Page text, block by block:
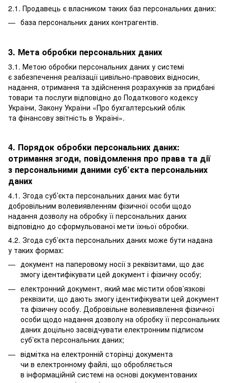
2.1. Продавець є власником таких баз персональних даних:
база персональних даних контрагентів.
3. Мета обробки персональних даних
3.1. Метою обробки персональних даних у системі
є забезпечення реалізації цивільно-правових відносин,
надання, отримання та здійснення розрахунків за придбані
товари та послуги відповідно до Податкового кодексу
України, Закону України «Про бухгалтерський облік
та фінансову звітність в Україні».
4. Порядок обробки персональних даних:
отримання згоди, повідомлення про права та дії
з персональними даними суб’єкта персональних
даних
4.1. Згода суб’єкта персональних даних має бути
добровільним волевиявленням фізичної особи щодо
надання дозволу на обробку її персональних даних
відповідно до сформульованої мети їхньої обробки.
4.2. Згода суб’єкта персональних даних може бути надана
у таких формах:
документ на паперовому носії з реквізитами, що дає
змогу ідентифікувати цей документ і фізичну особу;
електронний документ, який має містити обов’язкові
реквізити, що дають змогу ідентифікувати цей документ
та фізичну особу. Добровільне волевиявлення фізичної
особи щодо надання дозволу на обробку її персональних
даних доцільно засвідчувати електронним підписом
суб’єкта персональних даних;
відмітка на електронній сторінці документа
чи в електронному файлі, що обробляється
в інформаційній системі на основі документованих